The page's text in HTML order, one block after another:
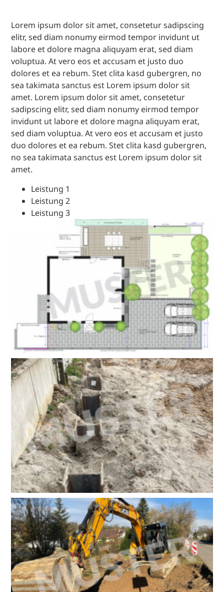
Lorem ipsum dolor sit amet, consetetur sadipscing
elitr, sed diam nonumy eirmod tempor invidunt ut
labore et dolore magna aliquyam erat, sed diam
voluptua. At vero eos et accusam et justo duo
dolores et ea rebum. Stet clita kasd gubergren, no
sea takimata sanctus est Lorem ipsum dolor sit
amet. Lorem ipsum dolor sit amet, consetetur
sadipscing elitr, sed diam nonumy eirmod tempor
invidunt ut labore et dolore magna aliquyam erat,
sed diam voluptua. At vero eos et accusam et justo
duo dolores et ea rebum. Stet clita kasd gubergren,
no sea takimata sanctus est Lorem ipsum dolor sit
amet.
Leistung 1
Leistung 2
Leistung 3